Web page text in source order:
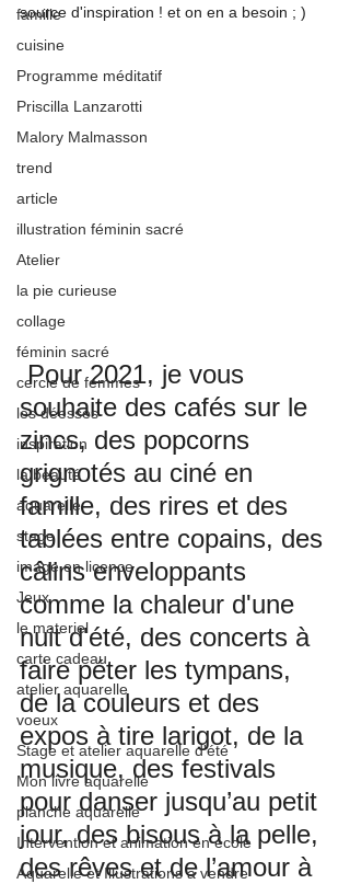
famille
cuisine
Programme méditatif
Priscilla Lanzarotti
Malory Malmasson
trend
article
illustration féminin sacré
Atelier
la pie curieuse
collage
féminin sacré
cercle de femmes
les déesses
inspiration
la beauté
aquarelle
stage
image en licence
Jeux
le materiel
carte cadeau
atelier aquarelle
voeux
Stage et atelier aquarelle d'été
Mon livre aquarelle
planche aquarelle
Intervention et animation en école
Aquarelle et Illustrations a vendre
source d'inspiration ! et on en a besoin ; )
Pour 2021, je vous
souhaite des cafés sur le
zincs, des popcorns
grignotés au ciné en
famille, des rires et des
tablées entre copains, des
câlins enveloppants
comme la chaleur d'une
nuit d'été, des concerts à
faire péter les tympans,
de la couleurs et des
expos à tire larigot, de la
musique, des festivals
pour danser jusqu’au petit
jour, des bisous à la pelle,
des rêves et de l’amour à